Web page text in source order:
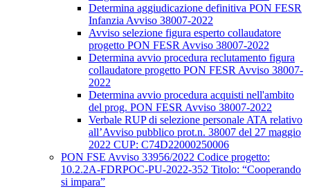
Determina aggiudicazione definitiva PON FESR
Infanzia Avviso 38007-2022
Avviso selezione figura esperto collaudatore
progetto PON FESR Avviso 38007-2022
Determina avvio procedura reclutamento figura
collaudatore progetto PON FESR Avviso 38007-
2022
Determina avvio procedura acquisti nell'ambito
del prog. PON FESR Avviso 38007-2022
Verbale RUP di selezione personale ATA relativo
all’Avviso pubblico prot.n. 38007 del 27 maggio
2022 CUP: C74D22000250006
PON FSE Avviso 33956/2022 Codice progetto:
10.2.2A-FDRPOC-PU-2022-352 Titolo: “Cooperando
si impara”